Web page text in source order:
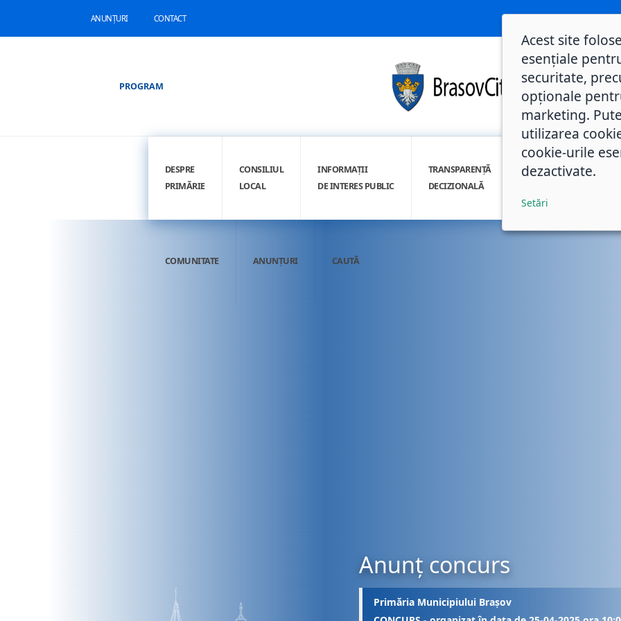
ANUNȚURI CONTACT
PROGRAM
DESPRE
PRIMĂRIE
CONSILIUL
LOCAL
INFORMAȚII
DE INTERES PUBLIC
TRANSPARENȚĂ
DECIZIONALĂ
INTEGRITATE
COMUNITATE ANUNȚURI CAUTĂ
Anunț concurs
Primăria Municipiului Brașov
Acest site
esențiale
securitate,
opționale
marketing.
utilizarea
cookie-urile
dezactivate.
Setări